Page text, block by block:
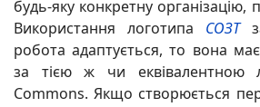
будь-яку конкретну організацію,
Використання логотипа СОЗТ
робота адаптується, то вона
за тією ж чи еквівалентною
Commons. Якщо створюється